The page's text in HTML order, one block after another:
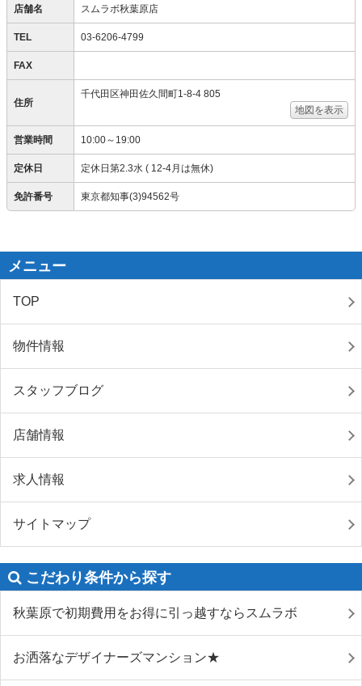
店舗名 スムラボ秋葉原店
TEL 03-6206-4799
FAX
住所
千代田区神田佐久間町1-8-4 805
地図を表示
営業時間 10:00～19:00
定休日 定休日第2.3水 ( 12-4月は無休)
免許番号 東京都知事(3)94562号
メニュー
TOP
物件情報
スタッフブログ
店舗情報
求人情報
サイトマップ
こだわり条件から探す
秋葉原で初期費用をお得に引っ越すならスムラボ
お洒落なデザイナーズマンション★